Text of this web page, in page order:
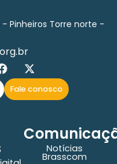
- Pinheiros Torre norte -
Fale conosco
Notícias
Brasscom